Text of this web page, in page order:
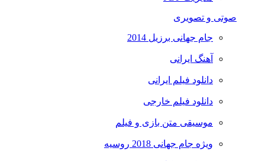
صوتی و تصویری
جام جهانی برزیل 2014
آهنگ ایرانی
دانلود فیلم ایرانی
دانلود فیلم خارجی
موسیقی متن بازی و فیلم
ویژه جام جهانی 2018 روسیه